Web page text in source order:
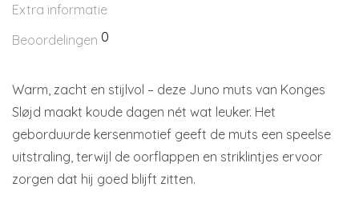
Extra informatie
Beoordelingen 0
Warm, zacht en stijlvol – deze Juno muts van Konges
Sløjd maakt koude dagen nét wat leuker. Het
geborduurde kersenmotief geeft de muts een speelse
uitstraling, terwijl de oorflappen en striklintjes ervoor
zorgen dat hij goed blijft zitten.